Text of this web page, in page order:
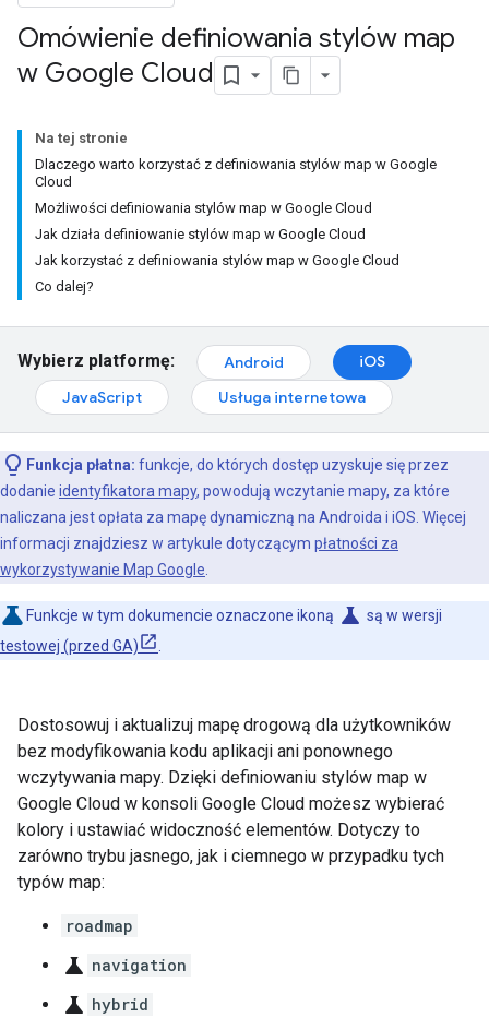
Omówienie definiowania stylów map
w Google Cloud
Na tej stronie
Dlaczego warto korzystać z definiowania stylów map w Google
Cloud
Możliwości definiowania stylów map w Google Cloud
Jak działa definiowanie stylów map w Google Cloud
Jak korzystać z definiowania stylów map w Google Cloud
Co dalej?
Wybierz platformę: Android
iOS
JavaScript
Usługa internetowa
Funkcja płatna: funkcje, do których dostęp uzyskuje się przez
dodanie identyfikatora mapy, powodują wczytanie mapy, za które
naliczana jest opłata za mapę dynamiczną na Androida i iOS. Więcej
informacji znajdziesz w artykule dotyczącym płatności za
wykorzystywanie Map Google
Funkcje w tym dokumencie oznaczone ikoną science są w wersji
testowej (przed GA)
Dostosowuj i aktualizuj mapę drogową dla użytkowników
bez modyfikowania kodu aplikacji ani ponownego
wczytywania mapy. Dzięki definiowaniu stylów map w
Google Cloud w konsoli Google Cloud możesz wybierać
kolory i ustawiać widoczność elementów. Dotyczy to
zarówno trybu jasnego, jak i ciemnego w przypadku tych
typów map:
roadmap
science navigation
science hybrid